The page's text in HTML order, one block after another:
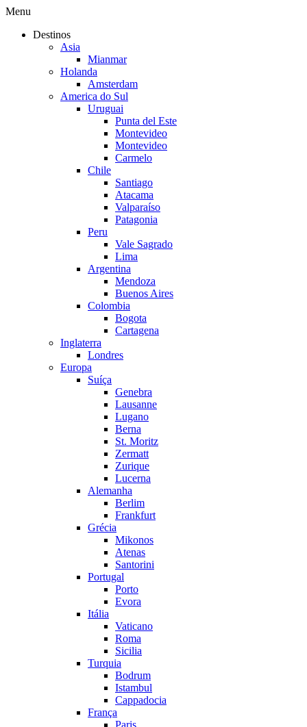
Menu
Destinos
Asia
Mianmar
Holanda
Amsterdam
America do Sul
Uruguai
Punta del Este
Montevideo
Montevideo
Carmelo
Chile
Santiago
Atacama
Valparaíso
Patagonia
Peru
Vale Sagrado
Lima
Argentina
Mendoza
Buenos Aires
Colombia
Bogota
Cartagena
Inglaterra
Londres
Europa
Suíça
Genebra
Lausanne
Lugano
Berna
St. Moritz
Zermatt
Zurique
Lucerna
Alemanha
Berlim
Frankfurt
Grécia
Mikonos
Atenas
Santorini
Portugal
Porto
Evora
Itália
Vaticano
Roma
Sicilia
Turquia
Bodrum
Istambul
Cappadocia
França
Paris